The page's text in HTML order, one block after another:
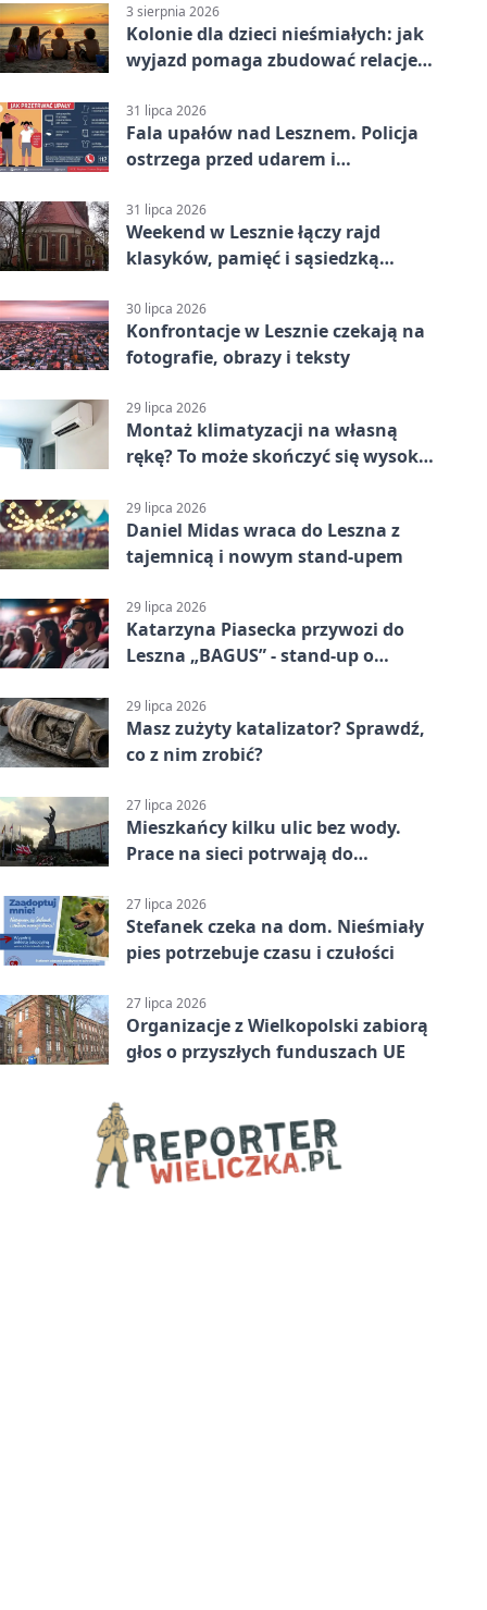
3 sierpnia 2026
Kolonie dla dzieci nieśmiałych: jak
wyjazd pomaga zbudować relacje z
31 lipca 2026
Fala upałów nad Lesznem. Policja
ostrzega przed udarem i
31 lipca 2026
Weekend w Lesznie łączy rajd
klasyków, pamięć i sąsiedzką
30 lipca 2026
Konfrontacje w Lesznie czekają na
fotografie, obrazy i teksty
29 lipca 2026
Montaż klimatyzacji na własną
rękę? To może skończyć się wysoką
29 lipca 2026
Daniel Midas wraca do Leszna z
tajemnicą i nowym stand-upem
29 lipca 2026
Katarzyna Piasecka przywozi do
Leszna „BAGUS” - stand-up o
29 lipca 2026
Masz zużyty katalizator? Sprawdź,
co z nim zrobić?
27 lipca 2026
Mieszkańcy kilku ulic bez wody.
Prace na sieci potrwają do
27 lipca 2026
Stefanek czeka na dom. Nieśmiały
pies potrzebuje czasu i czułości
27 lipca 2026
Organizacje z Wielkopolski zabiorą
głos o przyszłych funduszach UE